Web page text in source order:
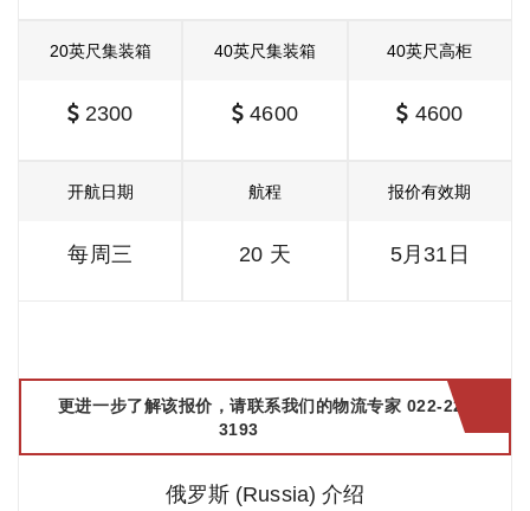
20英尺集装箱
2300
40英尺集装箱
4600
40英尺高柜
4600
开航日期
每周三
航程
20 天
报价有效期
5月31日
更进一步了解该报价，请联系我们的物流专家 022-2299
3193
俄罗斯 (Russia) 介绍